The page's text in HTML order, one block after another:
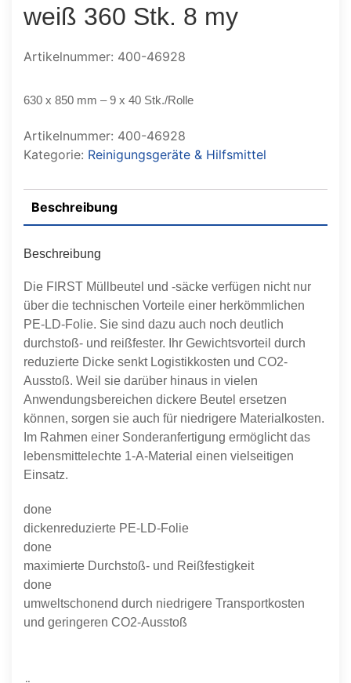
weiß 360 Stk. 8 my
Artikelnummer: 400-46928
630 x 850 mm – 9 x 40 Stk./Rolle
Artikelnummer: 400-46928
Kategorie: Reinigungsgeräte & Hilfsmittel
Beschreibung
Beschreibung
Die FIRST Müllbeutel und -säcke verfügen nicht nur
über die technischen Vorteile einer herkömmlichen
PE-LD-Folie. Sie sind dazu auch noch deutlich
durchstoß- und reißfester. Ihr Gewichtsvorteil durch
reduzierte Dicke senkt Logistikkosten und CO2-
Ausstoß. Weil sie darüber hinaus in vielen
Anwendungsbereichen dickere Beutel ersetzen
können, sorgen sie auch für niedrigere Materialkosten.
Im Rahmen einer Sonderanfertigung ermöglicht das
lebensmittelechte 1-A-Material einen vielseitigen
Einsatz.
done
dickenreduzierte PE-LD-Folie
done
maximierte Durchstoß- und Reißfestigkeit
done
umweltschonend durch niedrigere Transportkosten
und geringeren CO2-Ausstoß